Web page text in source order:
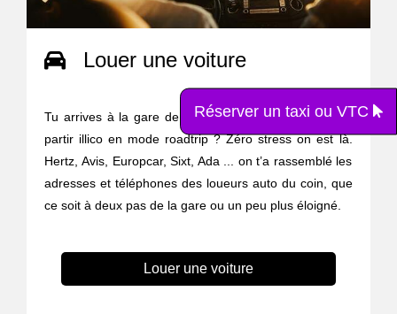
Louer une voiture
Tu arrives à la gare de Villers-Cotterêts mais tu veux
partir illico en mode roadtrip ? Zéro stress on est là.
Hertz, Avis, Europcar, Sixt, Ada ... on t’a rassemblé les
adresses et téléphones des loueurs auto du coin, que
ce soit à deux pas de la gare ou un peu plus éloigné.
Louer une voiture
Réserver un taxi ou VTC